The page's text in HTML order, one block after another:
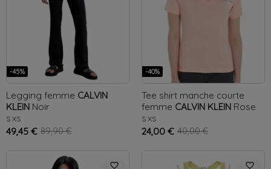
-45%
Legging femme CALVIN
KLEIN Noir
S XS
49,45 € 89,90 €
-40%
Tee shirt manche courte
femme CALVIN KLEIN Rose
S XS
24,00 € 40,00 €
favorite_border favorite_border